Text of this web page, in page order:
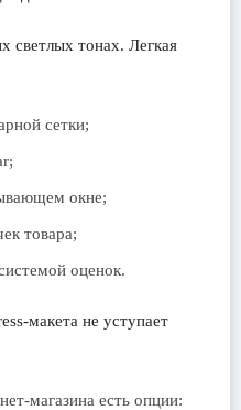
светлых тонах. Легкая
сетки;
окне;
товара;
оценок.
макета не уступает
магазина есть опции: